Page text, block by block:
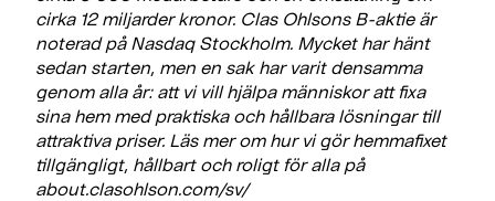
cirka 12 miljarder kronor. Clas Ohlsons B-aktie är
noterad på Nasdaq Stockholm. Mycket har hänt
sedan starten, men en sak har varit densamma
genom alla år: att vi vill hjälpa människor att fixa
sina hem med praktiska och hållbara lösningar till
attraktiva priser. Läs mer om hur vi gör hemmafixet
tillgängligt, hållbart och roligt för alla på
about.clasohlson.com/sv/